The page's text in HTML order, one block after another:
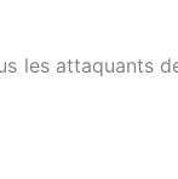
attaquants